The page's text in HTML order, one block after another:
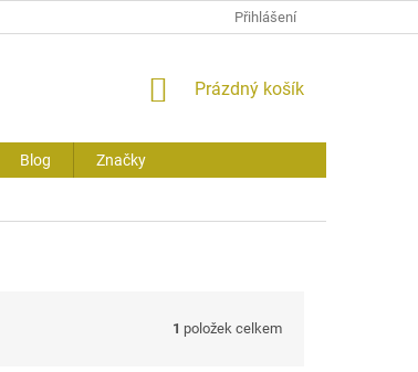
Přihlášení
NÁKUPNÍ
Prázdný košík
Blog Značky
1 položek celkem